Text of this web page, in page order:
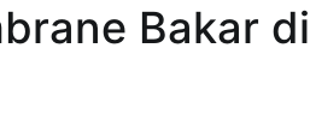
Bakar di